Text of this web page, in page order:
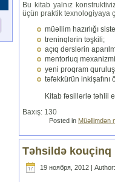
Bu kitab yalnız
üçün praktik texnologiyaya
müəllim hazırlığı
treninqlərin təşkili;
açıq dərslərin
mentorluq
yeni proqram
təfəkkürün inkişafını
Kitab fəsillərlə təhlil
Baxış: 130
Posted in Müəllimdən
Təhsildə kouçinq
19 ноября, 2012 | Author: